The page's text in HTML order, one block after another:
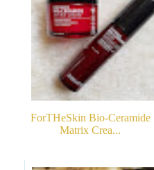
ForTHeSkin Bio-Ceramide
Matrix Crea...